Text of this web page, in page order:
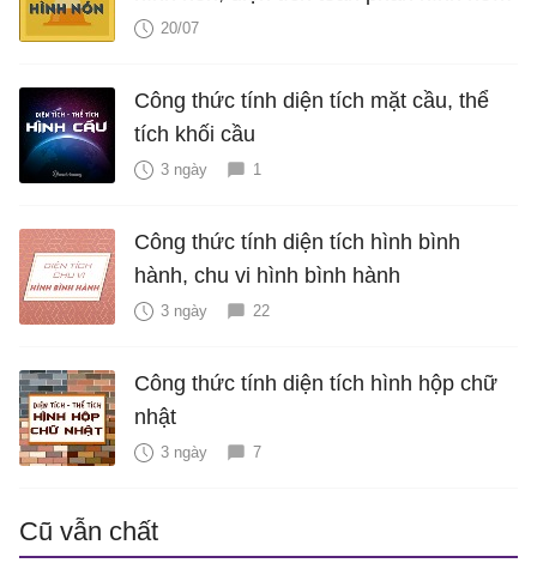
thể tích hình nón, V nón
20/07
Công thức tính diện tích mặt cầu, thể
tích khối cầu
3 ngày 1
Công thức tính diện tích hình bình
hành, chu vi hình bình hành
3 ngày 22
Công thức tính diện tích hình hộp chữ
nhật
3 ngày 7
Cũ vẫn chất